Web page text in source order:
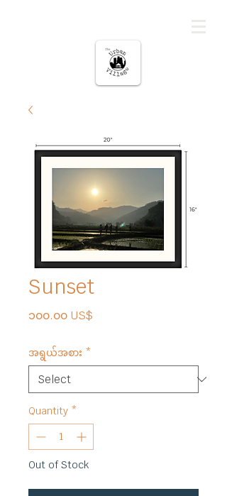
Sunset
၁၀၀.၀၀ US$
အရွယ်အစား *
Quantity *
Out of Stock